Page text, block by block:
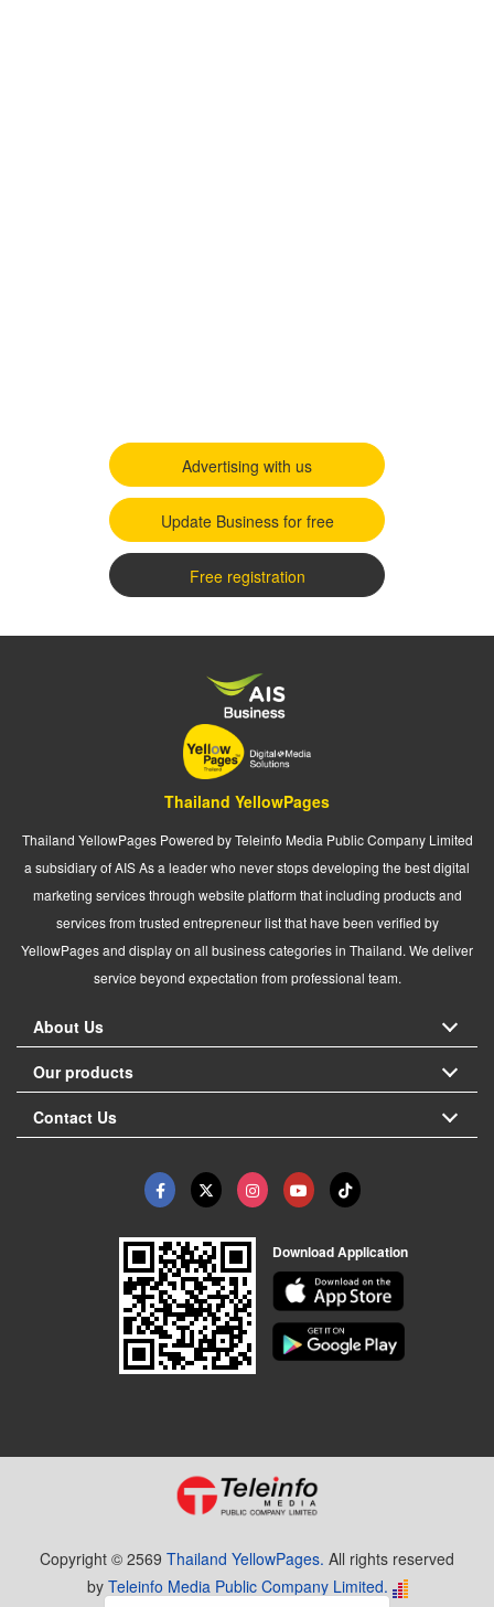
Advertising with us
Update Business for free
Free registration
Thailand YellowPages
Thailand YellowPages Powered by Teleinfo Media Public Company Limited
a subsidiary of AIS As a leader who never stops developing the best digital
marketing services through website platform that including products and
services from trusted entrepreneur list that have been verified by
YellowPages and display on all business categories in Thailand. We deliver
service beyond expectation from professional team.
About Us
Our products
Contact Us
Download Application
Copyright © 2569 Thailand YellowPages. All rights reserved
by Teleinfo Media Public Company Limited.